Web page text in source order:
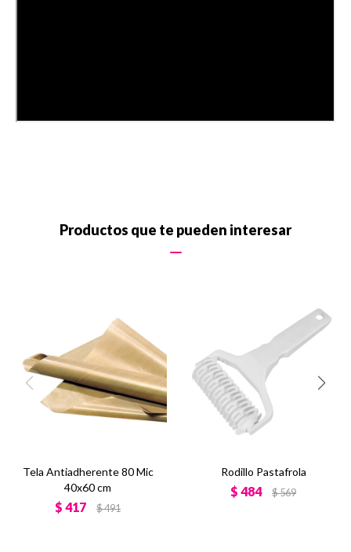
Productos que te pueden interesar
Tela Antiadherente 80 Mic
40x60 cm
$ 417 $491
Rodillo Pastafrola
$ 484 $569